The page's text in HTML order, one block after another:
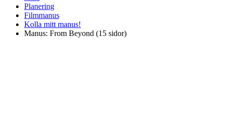
Planering
Filmmanus
Kolla mitt manus!
Manus: From Beyond (15 sidor)